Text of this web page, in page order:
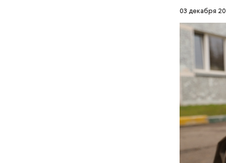
03 декабря
Молодого
что
которая
дней
По